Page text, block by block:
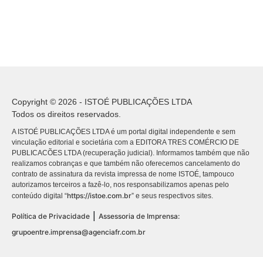
Copyright © 2026 - ISTOÉ PUBLICAÇÕES LTDA
Todos os direitos reservados.
A ISTOÉ PUBLICAÇÕES LTDA é um portal digital independente e sem
vinculação editorial e societária com a EDITORA TRES COMÉRCIO DE
PUBLICACÕES LTDA (recuperação judicial). Informamos também que não
realizamos cobranças e que também não oferecemos cancelamento do
contrato de assinatura da revista impressa de nome ISTOÉ, tampouco
autorizamos terceiros a fazê-lo, nos responsabilizamos apenas pelo
conteúdo digital “https://istoe.com.br” e seus respectivos sites.
Política de Privacidade
Assessoria de Imprensa:
grupoentre.imprensa@agenciafr.com.br